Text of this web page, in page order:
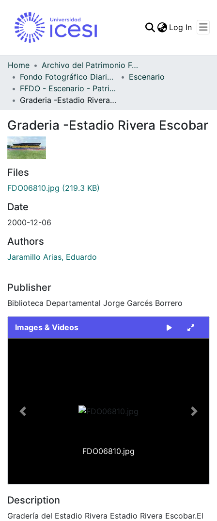
Statistics
Log In
Home
Archivo del Patrimonio Fotográfico y Fílmico del Valle del Cauca
Fondo Fotográfico Diario Occidente
Escenario
FFDO - Escenario - Patrimonial
Graderia -Estadio Rivera Escobar
Graderia -Estadio Rivera Escobar
Files
FDO06810.jpg (219.3 KB)
Date
2000-12-06
Authors
Jaramillo Arias, Eduardo
Publisher
Biblioteca Departamental Jorge Garcés Borrero
Images & Videos
FDO06810.jpg
Previous Next
Description
Gradería del Estadio Rivera Estadio Rivera Escobar.El